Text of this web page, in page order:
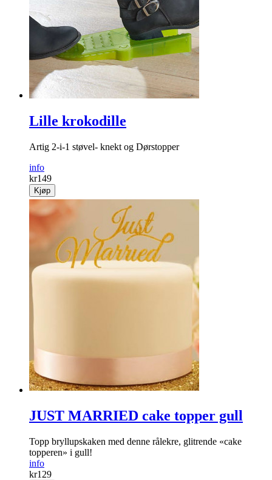
Lille krokodille
Artig 2-i-1 støvel- knekt og Dørstopper
info
kr149
Kjøp
JUST MARRIED cake topper gull
Topp bryllupskaken med denne rålekre, glitrende «cake
topperen» i gull!
info
kr129